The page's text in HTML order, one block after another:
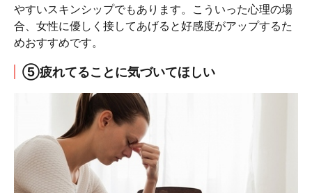
やすいスキンシップでもあります。こういった心理の場
合、女性に優しく接してあげると好感度がアップするた
めおすすめです。
⑤疲れてることに気づいてほしい